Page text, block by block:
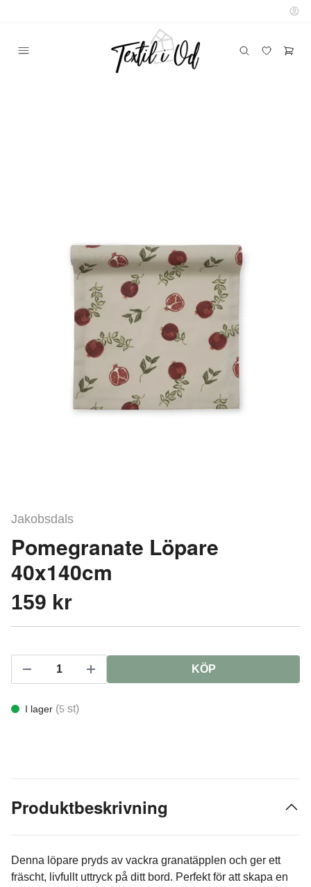
Jakobsdals
Pomegranate Löpare
40x140cm
159 kr
KÖP
I lager (5 st)
Produktbeskrivning
Denna löpare pryds av vackra granatäpplen och ger ett
fräscht, livfullt uttryck på ditt bord. Perfekt för att skapa en